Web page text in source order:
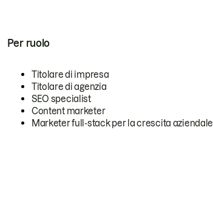
Per ruolo
Titolare di impresa
Titolare di agenzia
SEO specialist
Content marketer
Marketer full-stack per la crescita aziendale